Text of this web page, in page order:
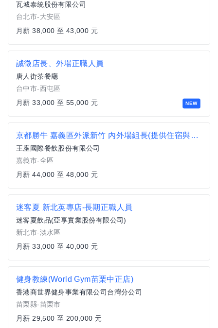
瓦城泰統股份有限公司
台北市-大安區
月薪 38,000 至 43,000 元
NEW
誠徵店長、外場正職人員
唐人街茶餐廳
台中市-西屯區
月薪 33,000 至 55,000 元
京都勝牛 嘉義區外派新竹 內外場組長(提供住宿與外派津貼)#月薪44000-48000#另有門市達標獎金
王座國際餐飲股份有限公司
嘉義市-全區
月薪 44,000 至 48,000 元
迷客夏 新北英專店-長期正職人員
迷客夏飲品(亞享實業股份有限公司)
新北市-淡水區
月薪 33,000 至 40,000 元
健身教練(World Gym苗栗中正店)
香港商世界健身事業有限公司台灣分公司
苗栗縣-苗栗市
月薪 29,500 至 200,000 元